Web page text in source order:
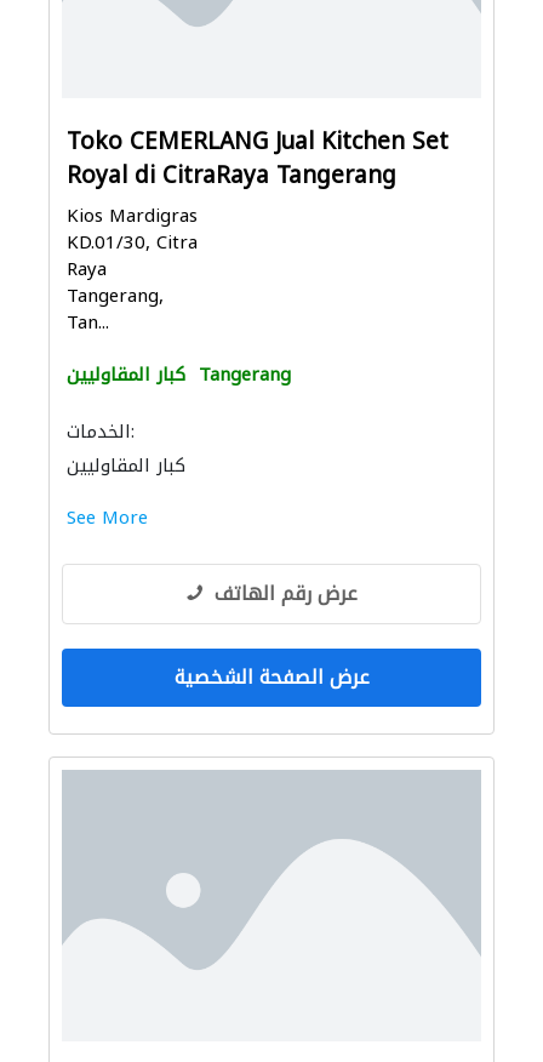
Toko CEMERLANG Jual Kitchen Set
Royal di CitraRaya Tangerang
Kios Mardigras
KD.01/30, Citra
Raya
Tangerang,
Tan...
كبار المقاوليين Tangerang
الخدمات:
كبار المقاوليين
See More
عرض رقم الهاتف
عرض الصفحة الشخصية